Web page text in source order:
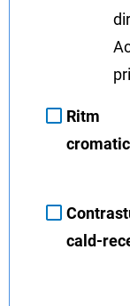
Ritm
cald-